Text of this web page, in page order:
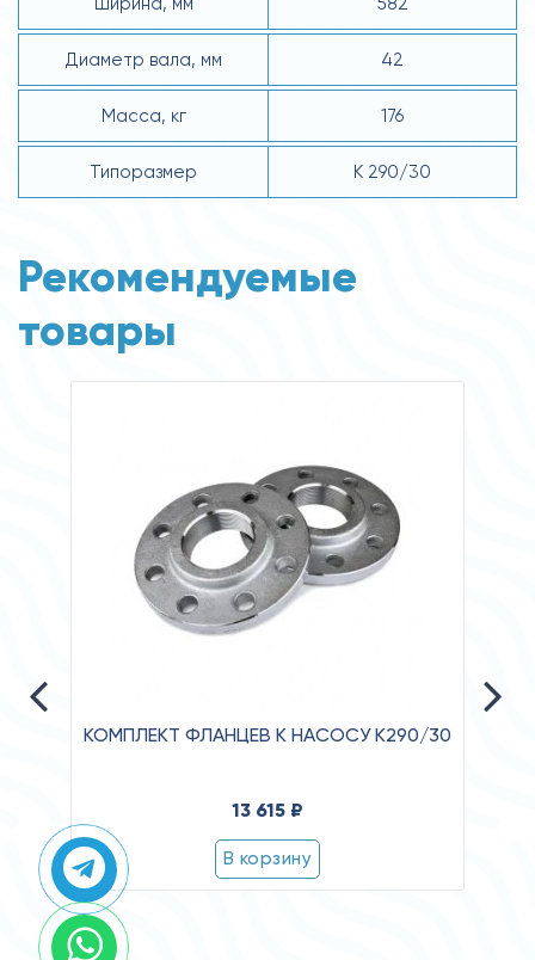
Диаметр вала, мм 42
Масса, кг 176
Типоразмер К 290/30
Рекомендуемые
товары
КОМПЛЕКТ ФЛАНЦЕВ К НАСОСУ К290/30
13 615 ₽
В корзину